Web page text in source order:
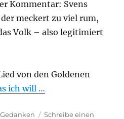
Kommentar: Svens
meckert zu viel rum,
Volk – also legitimiert
von den Goldenen
ich will …
Kategorien
Gedanken
Schreibe einen